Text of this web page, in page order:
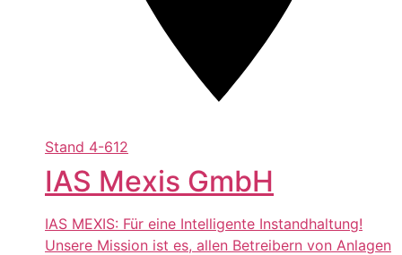
Stand 4-612
IAS Mexis GmbH
IAS MEXIS: Für eine Intelligente Instandhaltung!
Unsere Mission ist es, allen Betreibern von Anlagen